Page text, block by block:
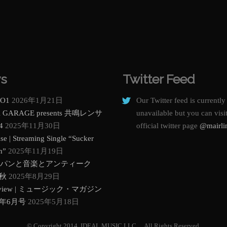
2026年1月21日
GARAGE presents 共鳴レンサ
2025年11月30日
| Streaming Single “Sucker
2025年11月19日
ンと音楽とアンティーク
2025年8月29日
| ミュージック・マガジン
6月号 2025年5月18日
Twitter Feed
Our Twitter feed is currently
unavailable but you can
official twitter page